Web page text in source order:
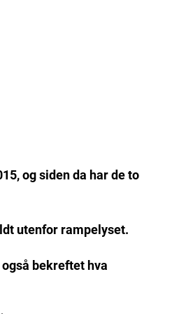
og siden da har de to
utenfor rampelyset.
bekreftet hva